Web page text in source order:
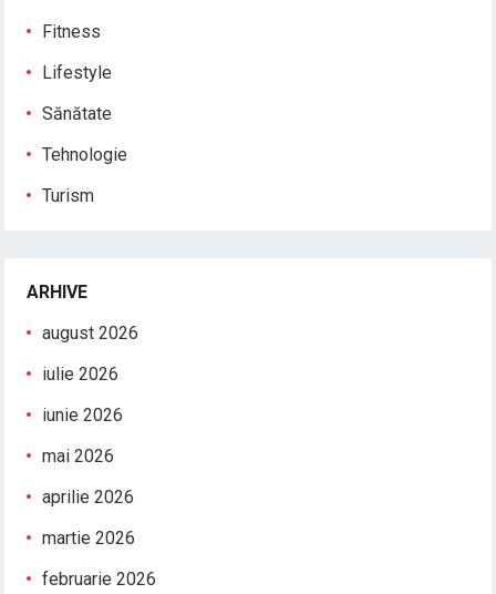
Fitness
Lifestyle
Sănătate
Tehnologie
Turism
ARHIVE
august 2026
iulie 2026
iunie 2026
mai 2026
aprilie 2026
martie 2026
februarie 2026